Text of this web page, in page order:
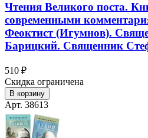
Чтения Великого поста.
современными
Феоктист (Игумнов).
Барицкий. Священник
510 ₽
Скидка ограничена
В корзину
Арт. 38613